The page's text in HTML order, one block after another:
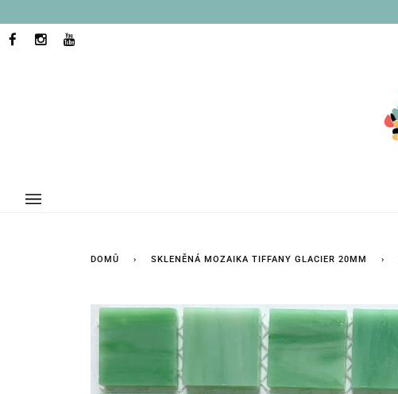
na
obsahFACEBOOKINSTAGRAM
YOUTUBE
DOMŮ › SKLENĚNÁ MOZAIKA TIFFANY GLACIER 20MM ›